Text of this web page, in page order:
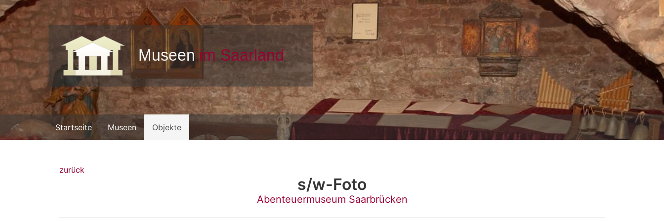
Startseite Museen Objekte
zurück
s/w-Foto
Abenteuermuseum Saarbrücken